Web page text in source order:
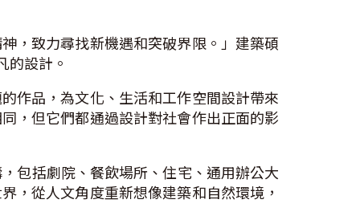
，致力尋找新機遇和突破界限。」建築碩
的設計。
作品，為文化、生活和工作空間設計帶來
，但它們都通過設計對社會作出正面的影
包括劇院、餐飲場所、住宅、通用辦公大
，從人文角度重新想像建築和自然環境，